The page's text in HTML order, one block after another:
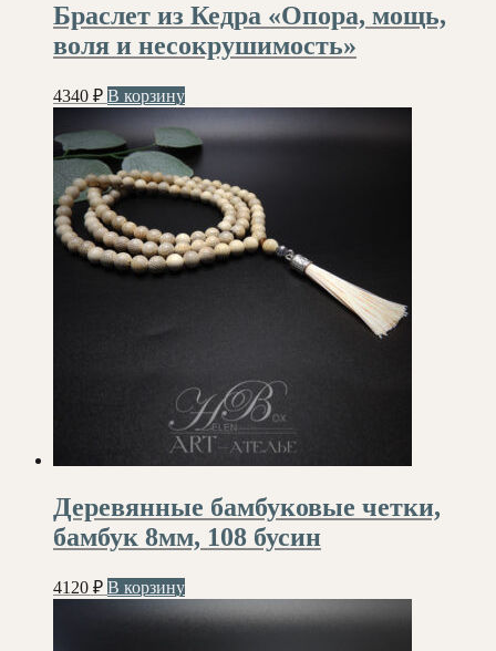
Браслет из Кедра «Опора, мощь,
воля и несокрушимость»
4340 ₽ В корзину
Деревянные бамбуковые четки,
бамбук 8мм, 108 бусин
4120 ₽ В корзину